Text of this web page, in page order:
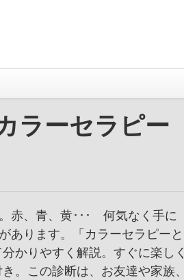
ーセラピー
赤、青、黄･･･ 何気なく手に
あります。「カラーセラピーと
かりやすく解説。すぐに楽しく
。この診断は、お友達や家族、